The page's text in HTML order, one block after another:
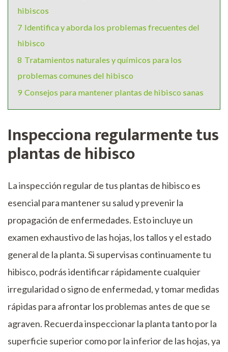
hibiscos
7 Identifica y aborda los problemas frecuentes del
hibisco
8 Tratamientos naturales y químicos para los
problemas comunes del hibisco
9 Consejos para mantener plantas de hibisco sanas
Inspecciona regularmente tus
plantas de hibisco
La inspección regular de tus plantas de hibisco es
esencial para mantener su salud y prevenir la
propagación de enfermedades. Esto incluye un
examen exhaustivo de las hojas, los tallos y el estado
general de la planta. Si supervisas continuamente tu
hibisco, podrás identificar rápidamente cualquier
irregularidad o signo de enfermedad, y tomar medidas
rápidas para afrontar los problemas antes de que se
agraven. Recuerda inspeccionar la planta tanto por la
superficie superior como por la inferior de las hojas, ya